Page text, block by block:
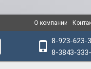
О компании
8-923-623-
8-3843-